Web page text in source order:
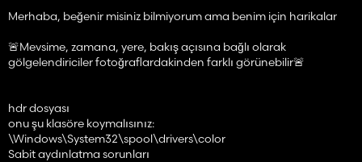
Merhaba, beğenir misiniz bilmiyorum ama benim için harikalar
🚨Mevsime, zamana, yere, bakış açısına bağlı olarak
gölgelendiriciler fotoğraflardakinden farklı görünebilir🚨
hdr dosyası
onu şu klasöre koymalısınız:
\Windows\System32\spool\drivers\color
Sabit aydınlatma sorunları